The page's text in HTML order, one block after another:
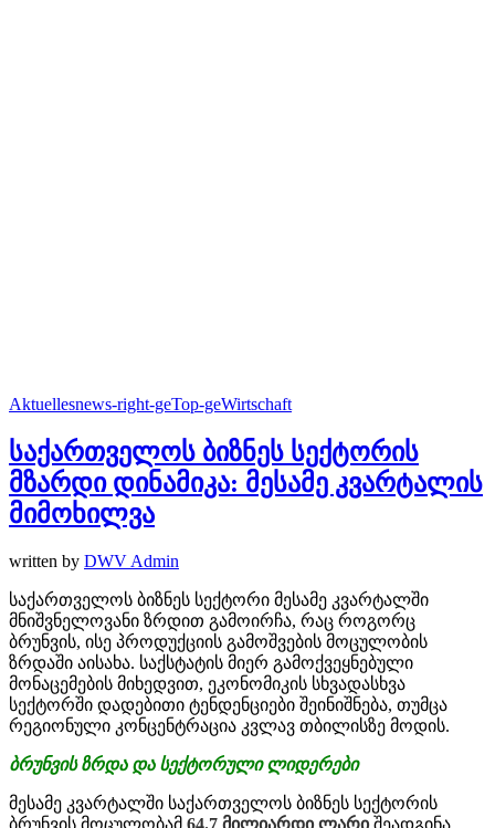
Aktuellesnews-right-geTop-geWirtschaft
საქართველოს ბიზნეს სექტორის
მზარდი დინამიკა: მესამე კვარტალის
მიმოხილვა
written by DWV Admin
საქართველოს ბიზნეს სექტორი მესამე კვარტალში
მნიშვნელოვანი ზრდით გამოირჩა, რაც როგორც
ბრუნვის, ისე პროდუქციის გამოშვების მოცულობის
ზრდაში აისახა. საქსტატის მიერ გამოქვეყნებული
მონაცემების მიხედვით, ეკონომიკის სხვადასხვა
სექტორში დადებითი ტენდენციები შეინიშნება, თუმცა
რეგიონული კონცენტრაცია კვლავ თბილისზე მოდის.
ბრუნვისზრდა და სექტორულილიდერები
მესამე კვარტალში საქართველოს ბიზნეს სექტორის
ბრუნვის მოცულობამ 64.7 მილიარდი ლარიშეადგინა,